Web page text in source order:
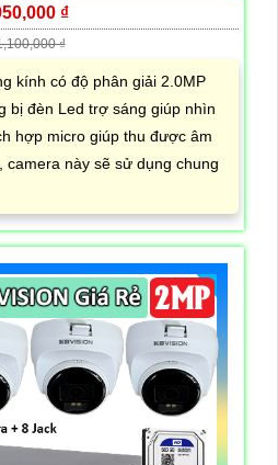
₫
₫
kính có độ phân giải 2.0MP
bị đèn Led trợ sáng giúp nhìn
hợp micro giúp thu được âm
này sẽ sử dụng chung